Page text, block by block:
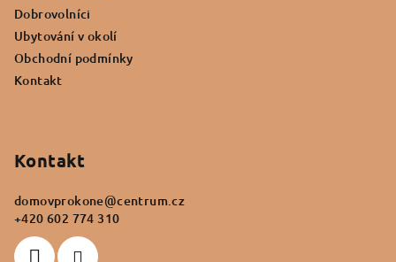
Dobrovolníci
Ubytování v okolí
Obchodní podmínky
Kontakt
Kontakt
domovprokone@centrum.cz
+420 602 774 310